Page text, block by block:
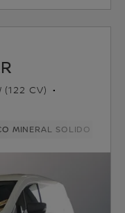
(122 CV)
MINERAL SOLIDO